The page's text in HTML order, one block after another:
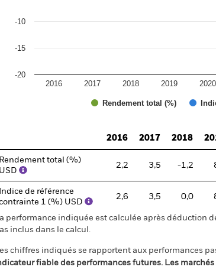
Rendement total (%)
2016 2017 2018 2019 2020
-20
-15
-10
2016
2017 2018
Rendement total (%)
USD
2,2 3,5 -1,2
Indice de référence
1 (%) USD
2,6 3,5 0,0
performance indiquée est calculée après déduction
inclus dans le calcul.
chiffres indiqués se rapportent aux performances
fiable des performances futures. Les